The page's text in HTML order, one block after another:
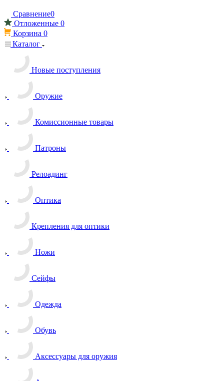
Сравнение0
Отложенные 0
Корзина 0
Каталог
Новые поступления
Оружие
Комиссионные товары
Патроны
Релоадинг
Оптика
Крепления для оптики
Ножи
Сейфы
Одежда
Обувь
Аксессуары для оружия